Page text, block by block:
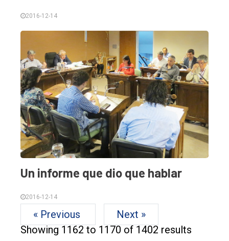
2016-12-14
Un informe que dio que hablar
2016-12-14
« Previous
Next »
Showing 1162 to 1170 of 1402 results